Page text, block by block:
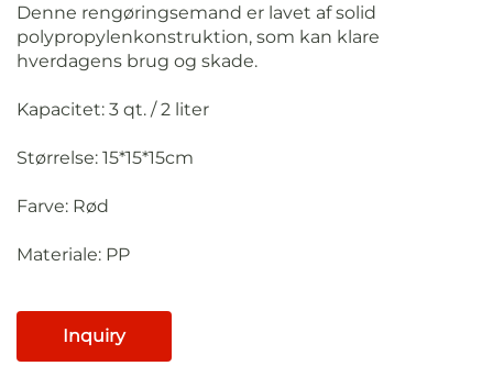
Denne rengøringsemand er lavet af solid
polypropylenkonstruktion, som kan klare
hverdagens brug og skade.
Kapacitet: 3 qt. / 2 liter
Størrelse: 15*15*15cm
Farve: Rød
Materiale: PP
Inquiry